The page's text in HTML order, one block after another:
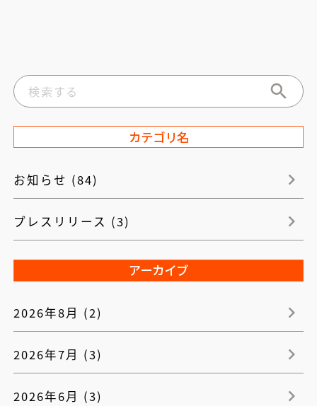
カテゴリ名
お知らせ (84)
プレスリリース (3)
アーカイブ
2026年8月 (2)
2026年7月 (3)
2026年6月 (3)